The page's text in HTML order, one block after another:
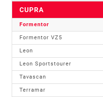
CUPRA
Formentor
Formentor VZ5
Leon
Leon Sportstourer
Tavascan
Terramar